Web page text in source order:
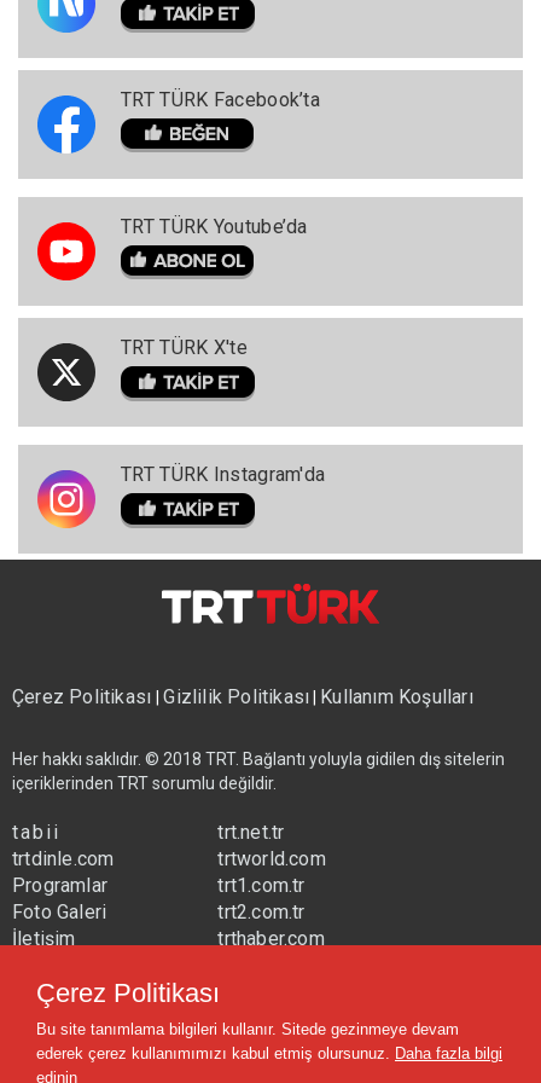
TRT TÜRK Facebook’ta
TRT TÜRK Youtube’da
TRT TÜRK X'te
TRT TÜRK Instagram'da
Çerez Politikası|Gizlilik Politikası| Kullanım Koşulları
Her hakkı saklıdır. © 2018 TRT. Bağlantı yoluyla gidilen dış sitelerin
içeriklerinden TRT sorumlu değildir.
tabii
trtdinle.com
Programlar
Foto Galeri
İletişim
trt.net.tr
trtworld.com
trt1.com.tr
trt2.com.tr
trthaber.com
trtavaz.com.tr
trtmuzik.net.tr
trtcocuk.net.tr
Çerez Politikası
Bu site tanımlama bilgileri kullanır. Sitede gezinmeye devam
ederek çerez kullanımımızı kabul etmiş olursunuz. Daha fazla bilgi
edinin